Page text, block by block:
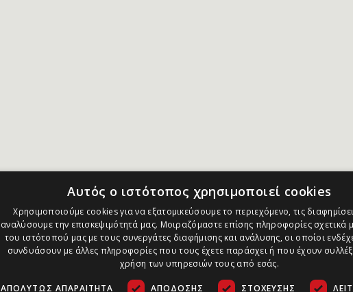
Αυτός ο ιστότοπος χρησιμοποιεί cookies
Χρησιμοποιούμε cookies για να εξατομικεύσουμε το περιεχόμενο, τις
αναλύσουμε την επισκεψιμότητά μας. Μοιραζόμαστε επίσης πληροφορίες σχετικά
του ιστότοπού μας με τους συνεργάτες διαφήμισης και ανάλυσης, οι οποίοι
συνδυάσουν με άλλες πληροφορίες που τους έχετε παράσχει ή που έχουν
χρήση των υπηρεσιών τους από εσάς.
ΑΠΟΛΎΤΩΣ ΑΠΑΡΑΊΤΗΤΑ ΑΠΌΔΟΣΗΣ ΣΤΌΧΕΥΣΗΣ